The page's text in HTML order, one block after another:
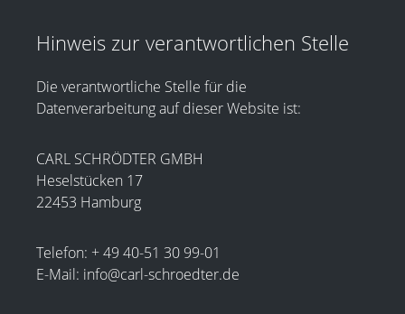
Hinweis zur verantwortlichen Stelle
Die verantwortliche Stelle für die
Datenverarbeitung auf dieser Website ist:
CARL SCHRÖDTER GMBH
Heselstücken 17
22453 Hamburg
Telefon: + 49 40-51 30 99-01
E-Mail: info@carl-schroedter.de